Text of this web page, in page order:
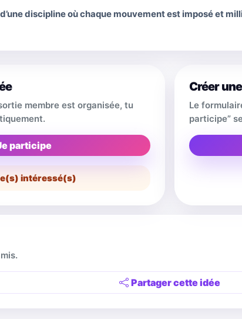
discipline où chaque mouvement est imposé et
membre est organisée, tu
participe
intéressé(s)
Créer
Le
participe”
Partager cette idée